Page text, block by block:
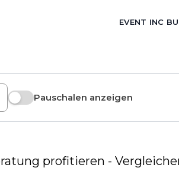
EVENT INC
Pauschalen anzeigen
profitieren -